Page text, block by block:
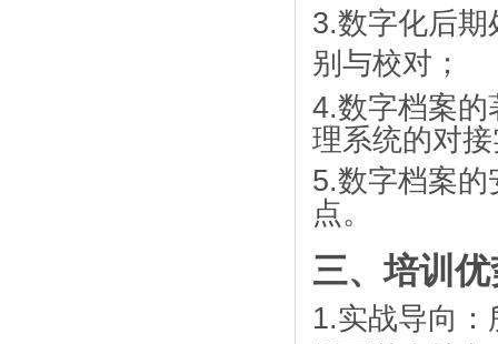
3.数字化后期
别与校对；
4.数字档案的
理系统的对
5.数字档案的
点。
三、培训优
1.实战导向